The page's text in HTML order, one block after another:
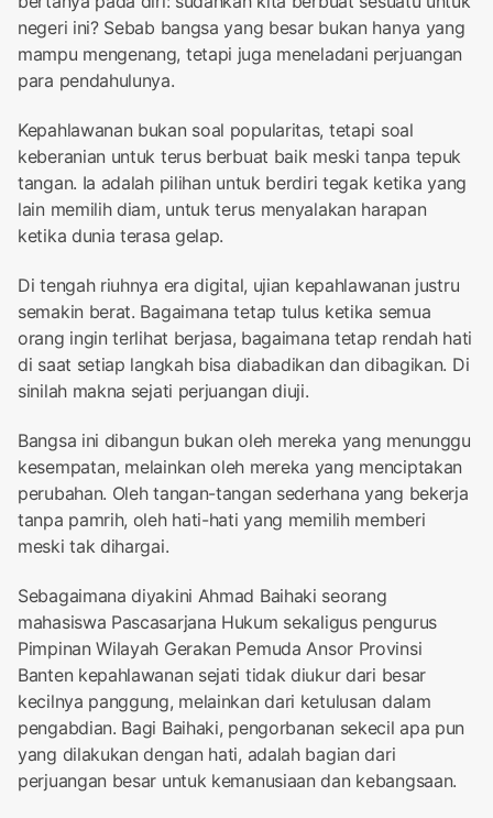
negeri ini? Sebab bangsa yang besar bukan hanya yang
mampu mengenang, tetapi juga meneladani perjuangan
para pendahulunya.
Kepahlawanan bukan soal popularitas, tetapi soal
keberanian untuk terus berbuat baik meski tanpa tepuk
tangan. Ia adalah pilihan untuk berdiri tegak ketika yang
lain memilih diam, untuk terus menyalakan harapan
ketika dunia terasa gelap.
Di tengah riuhnya era digital, ujian kepahlawanan justru
semakin berat. Bagaimana tetap tulus ketika semua
orang ingin terlihat berjasa, bagaimana tetap rendah hati
di saat setiap langkah bisa diabadikan dan dibagikan. Di
sinilah makna sejati perjuangan diuji.
Bangsa ini dibangun bukan oleh mereka yang menunggu
kesempatan, melainkan oleh mereka yang menciptakan
perubahan. Oleh tangan-tangan sederhana yang bekerja
tanpa pamrih, oleh hati-hati yang memilih memberi
meski tak dihargai.
Sebagaimana diyakini Ahmad Baihaki seorang
mahasiswa Pascasarjana Hukum sekaligus pengurus
Pimpinan Wilayah Gerakan Pemuda Ansor Provinsi
Banten kepahlawanan sejati tidak diukur dari besar
kecilnya panggung, melainkan dari ketulusan dalam
pengabdian. Bagi Baihaki, pengorbanan sekecil apa pun
yang dilakukan dengan hati, adalah bagian dari
perjuangan besar untuk kemanusiaan dan kebangsaan.